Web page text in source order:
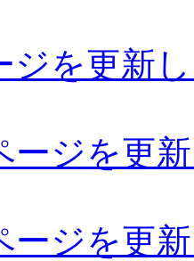
ジを更新
ージを更
ージを更